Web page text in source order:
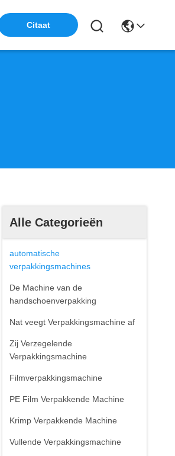
Citaat
Alle Categorieën
automatische
verpakkingsmachines
De Machine van de
handschoenverpakking
Nat veegt Verpakkingsmachine af
Zij Verzegelende
Verpakkingsmachine
Filmverpakkingsmachine
PE Film Verpakkende Machine
Krimp Verpakkende Machine
Vullende Verpakkingsmachine